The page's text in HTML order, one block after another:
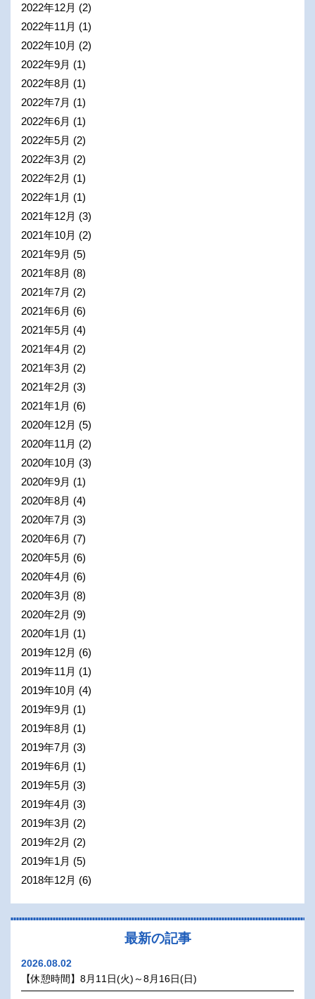
2022年12月 (2)
2022年11月 (1)
2022年10月 (2)
2022年9月 (1)
2022年8月 (1)
2022年7月 (1)
2022年6月 (1)
2022年5月 (2)
2022年3月 (2)
2022年2月 (1)
2022年1月 (1)
2021年12月 (3)
2021年10月 (2)
2021年9月 (5)
2021年8月 (8)
2021年7月 (2)
2021年6月 (6)
2021年5月 (4)
2021年4月 (2)
2021年3月 (2)
2021年2月 (3)
2021年1月 (6)
2020年12月 (5)
2020年11月 (2)
2020年10月 (3)
2020年9月 (1)
2020年8月 (4)
2020年7月 (3)
2020年6月 (7)
2020年5月 (6)
2020年4月 (6)
2020年3月 (8)
2020年2月 (9)
2020年1月 (1)
2019年12月 (6)
2019年11月 (1)
2019年10月 (4)
2019年9月 (1)
2019年8月 (1)
2019年7月 (3)
2019年6月 (1)
2019年5月 (3)
2019年4月 (3)
2019年3月 (2)
2019年2月 (2)
2019年1月 (5)
2018年12月 (6)
最新の記事
2026.08.02
【休憩時間】8月11日(火)～8月16日(日)